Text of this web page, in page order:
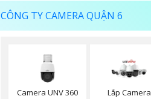
CÔNG TY CAMERA QUẬN 6
Camera UNV 360
Lắp Camera